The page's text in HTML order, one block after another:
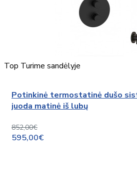
Top Turime sandėlyje
Potinkinė termostatinė dušo
juoda matinė iš lubų
852,00€
595,00€